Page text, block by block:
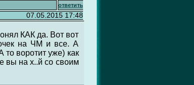
ответить
07.05.2015 17:48
КАК да. Вот вот
на ЧМ и все. А
воротит уже) как
вы на х..й со своим